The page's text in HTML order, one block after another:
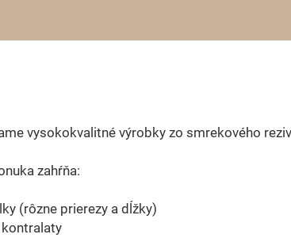
vysokokvalitné výrobky zo smrekového
zahŕňa:
(rôzne prierezy a dĺžky)
kontralaty